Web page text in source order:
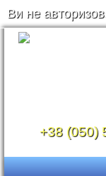
Ви не
+38 (050)